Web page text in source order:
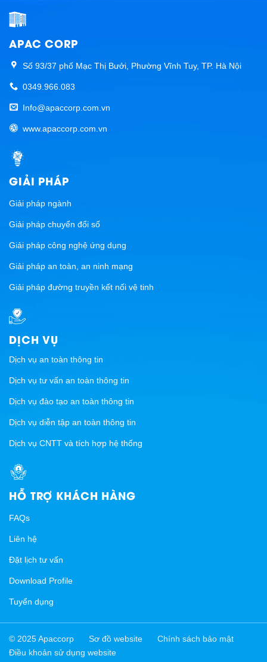
APAC CORP
Số 93/37 phố Mạc Thị Bưởi, Phường Vĩnh Tuy, TP. Hà Nội
0349.966.083
Info@apaccorp.com.vn
www.apaccorp.com.vn
GIẢI PHÁP
Giải pháp ngành
Giải pháp chuyển đổi số
Giải pháp công nghệ ứng dụng
Giải pháp an toàn, an ninh mạng
Giải pháp đường truyền kết nối vệ tinh
DỊCH VỤ
Dịch vụ an toàn thông tin
Dịch vụ tư vấn an toàn thông tin
Dịch vụ đào tạo an toàn thông tin
Dịch vụ diễn tập an toàn thông tin
Dịch vụ CNTT và tích hợp hệ thống
HỖ TRỢ KHÁCH HÀNG
FAQs
Liên hệ
Đặt lịch tư vấn
Download Profile
Tuyển dụng
© 2025 Apaccorp Sơ đồ website
Chính sách bảo mật
Điều khoản sử dụng website